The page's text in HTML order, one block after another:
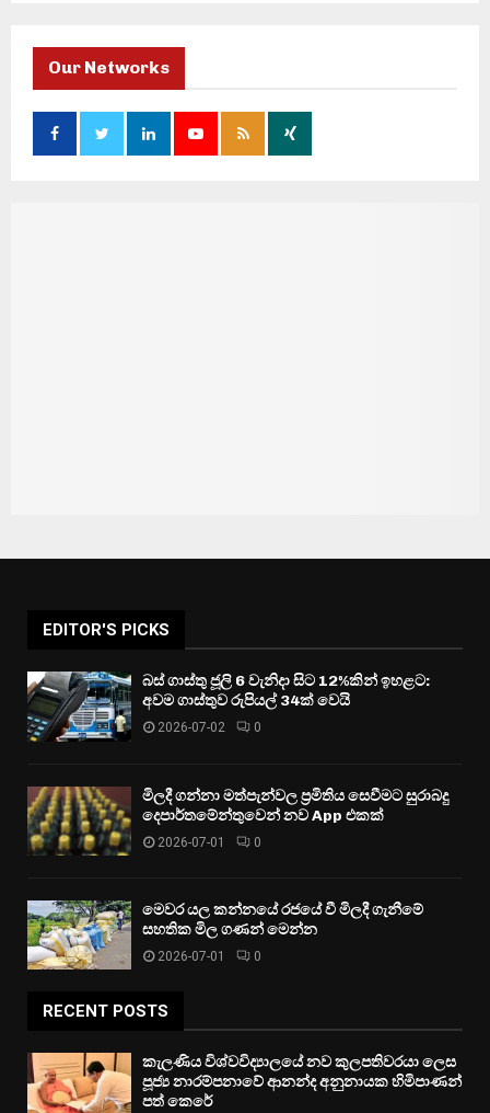
Our Networks
EDITOR'S PICKS
බස් ගාස්තු ජූලි 6 වැනිදා සිට 12%කින් ඉහළට:
අවම ගාස්තුව රුපියල් 34ක් වෙයි
2026-07-02 0
මිලදී ගන්නා මත්පැන්වල ප්‍රමිතිය සෙවීමට සුරාබදු
දෙපාර්තමේන්තුවෙන් නව App එකක්
2026-07-01 0
මෙවර යල කන්නයේ රජයේ වී මිලදී ගැනීමේ
සහතික මිල ගණන් මෙන්න
2026-07-01 0
RECENT POSTS
කැලණිය විශ්වවිද්‍යාලයේ නව කුලපතිවරයා ලෙස
පූජ්‍ය නාරම්පනාවේ ආනන්ද අනුනායක හිමිපාණන්
පත් කෙරේ